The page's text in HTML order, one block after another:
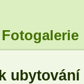
Fotogalerie
ubytování